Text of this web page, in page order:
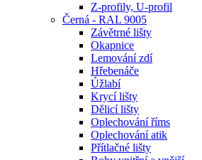
Z-profily, U-profil
Černá - RAL 9005
Závětrné lišty
Okapnice
Lemování zdí
Hřebenáče
Úžlabí
Krycí lišty
Dělicí lišty
Oplechování říms
Oplechování atik
Přítlačné lišty